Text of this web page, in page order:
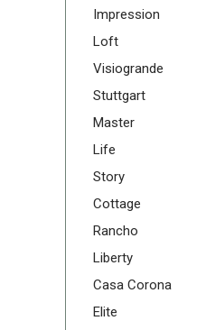
Impression
Loft
Visiogrande
Stuttgart
Master
Life
Story
Cottage
Rancho
Liberty
Casa Corona
Elite